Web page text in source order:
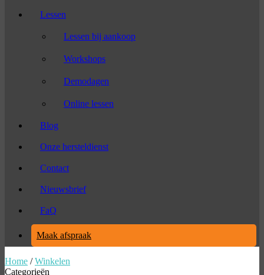
Lessen
Lessen bij aankoop
Workshops
Demodagen
Online lessen
Blog
Onze hersteldienst
Contact
Nieuwsbrief
FaQ
Maak afspraak
Home / Winkelen
Categorieën